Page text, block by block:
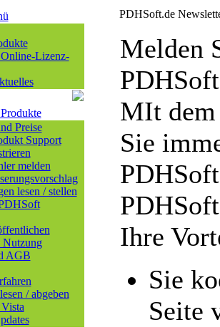
Lizenz-
Preise
Support
melden
lesen / stellen
Nutzung
AGB
/ abgeben
PDHSoft.de
Melden
MIt dem
Sie
Ihre
Sie
Seite